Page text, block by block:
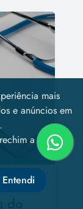
mais
e anúncios em
a coletar
Entendi